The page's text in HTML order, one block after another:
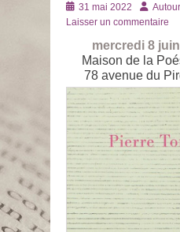
Posté
le
31 mai 2022 Auteur
Laisser un commentaire
mercredi 8
Maison de la
78 avenue du